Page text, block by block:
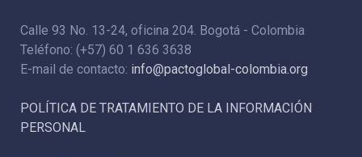
Calle 93 No. 13-24, oficina 204. Bogotá - Colombia
Teléfono: (+57) 60 1 636 3638
E-mail de contacto: info@pactoglobal-colombia.org
POLÍTICA DE TRATAMIENTO DE LA INFORMACIÓN
PERSONAL